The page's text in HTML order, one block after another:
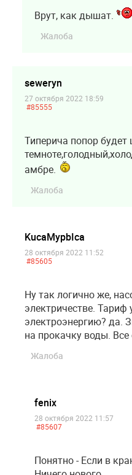
Врут, как дышат.
Жалоба
seweryn
27 октября 2022 18:59
#85555
Типерича попор будет
амбре.
Жалоба
KucaMypbIca
28 октября 2022 11:52
#85605
Ну так логично же,
электричестве. Тариф
электроэнергию? да.
на прокачку воды. Все
Жалоба
fenix
28 октября 2022 11:57
#85607
Понятно - Если в